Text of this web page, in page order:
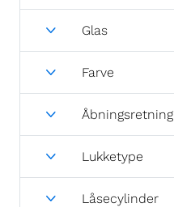
Glas
Farve
Åbningsretning
Lukketype
Låsecylinder